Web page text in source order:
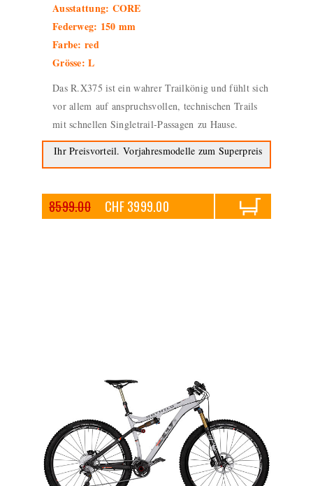
Ausstattung: CORE
Federweg: 150 mm
Farbe: red
Grösse: L
Das R.X375 ist ein wahrer Trailkönig und fühlt sich
vor allem auf anspruchsvollen, technischen Trails
mit schnellen Singletrail-Passagen zu Hause.
Ihr Preisvorteil. Vorjahresmodelle zum Superpreis
8599.00 CHF 3999.00